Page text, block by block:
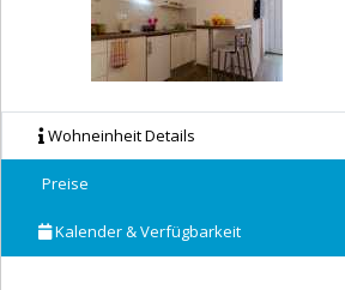
Wohneinheit Details
Preise
Kalender & Verfügbarkeit